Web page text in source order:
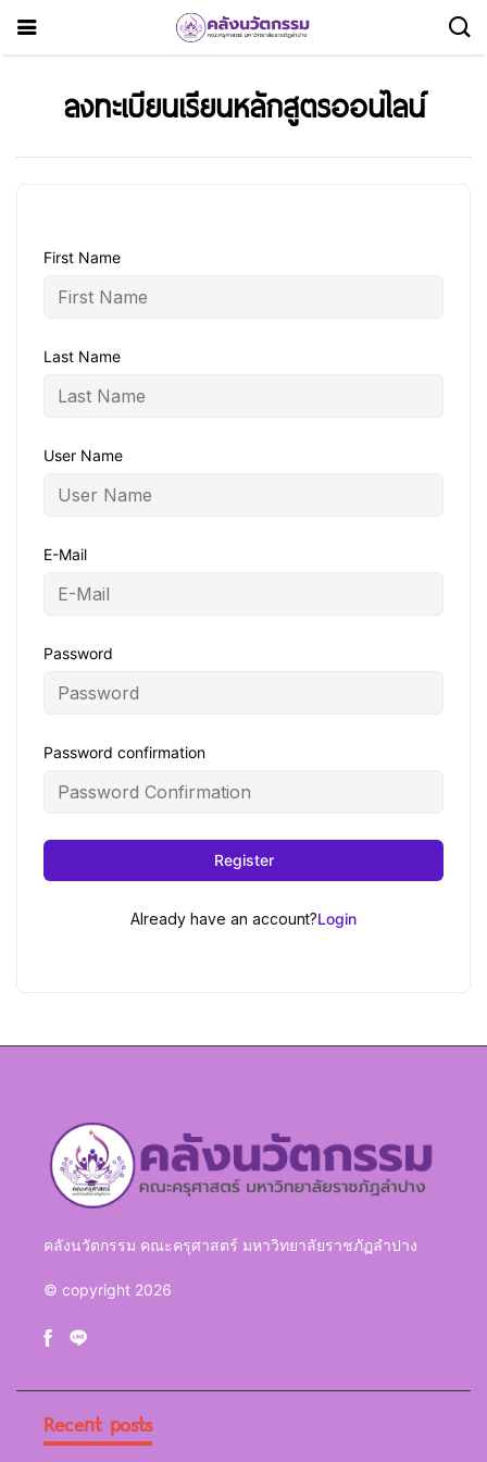
ลงทะเบียนเรียนหลักสูตรออนไลน์
First Name
Last Name
User Name
E-Mail
Password
Password confirmation
Register
Already have an account?Login
คลังนวัตกรรม คณะครุศาสตร์ มหาวิทยาลัยราชภัฏลำปาง
© copyright 2026
Recent posts